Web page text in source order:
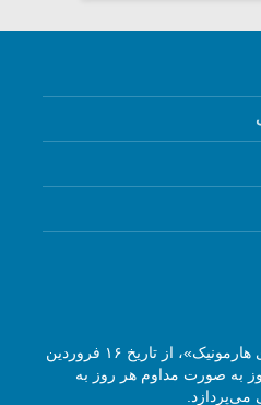
مجله آنلاین موسیقی «گفتگوی هارمونیک»، از تاریخ ۱۶ فروردین
امروز به صورت مداوم هر روز به
می‌پردازد.